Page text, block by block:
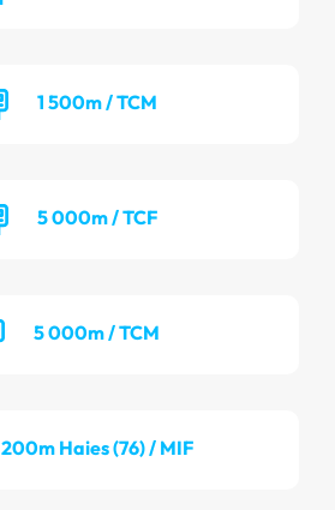
1 500m / TCM
5 000m / TCF
5 000m / TCM
200m Haies (76) / MIF